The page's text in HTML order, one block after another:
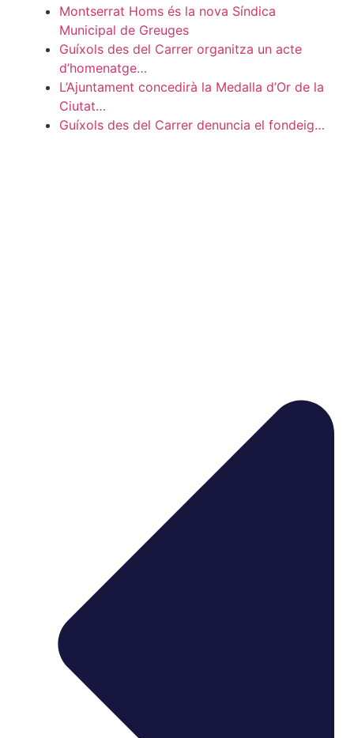
Montserrat Homs és la nova Síndica
Municipal de Greuges
Guíxols des del Carrer organitza un acte
d’homenatge…
L’Ajuntament concedirà la Medalla d’Or de la
Ciutat…
Guíxols des del Carrer denuncia el fondeig…